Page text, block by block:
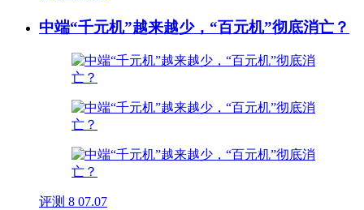
中端“千元机”越来越少，“百元机”彻底消亡？
评测 8 07.07